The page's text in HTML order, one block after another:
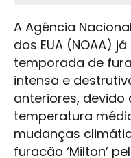
A Agência
dos EUA (NOAA)
temporada de
intensa e
anteriores,
temperatura
mudanças
furacão ‘Milton’